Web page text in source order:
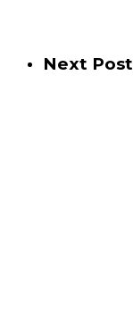
Next Post